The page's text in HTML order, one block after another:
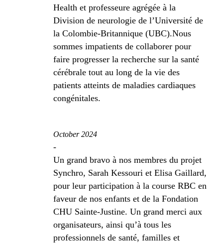
Health et professeure agrégée à la
Division de neurologie de l’Université de
la Colombie-Britannique (UBC).Nous
sommes impatients de collaborer pour
faire progresser la recherche sur la santé
cérébrale tout au long de la vie des
patients atteints de maladies cardiaques
congénitales.
October 2024
-
Un grand bravo à nos membres du projet
Synchro, Sarah Kessouri et Elisa Gaillard,
pour leur participation à la course RBC en
faveur de nos enfants et de la Fondation
CHU Sainte-Justine. Un grand merci aux
organisateurs, ainsi qu’à tous les
professionnels de santé, familles et